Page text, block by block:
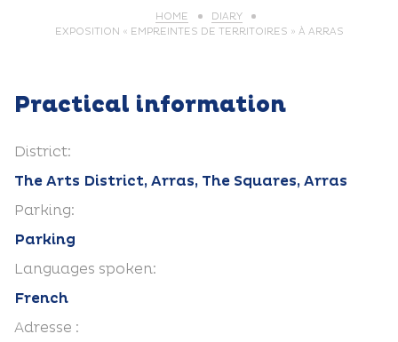
HOME
DIARY
EXPOSITION « EMPREINTES DE TERRITOIRES » À ARRAS
Practical information
District:
The Arts District, Arras, The Squares, Arras
Parking:
Parking
Languages spoken:
French
Adresse :